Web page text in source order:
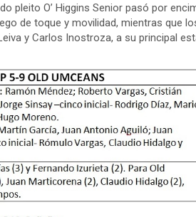
pleito O’ Higgins Senior pasó por
de toque y movilidad, mientras que
y Carlos Inostroza, a su principal